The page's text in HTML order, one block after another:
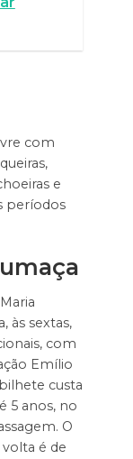
com
e
períodos
às sextas,
com
Emílio
custa
5 anos, no
O
é de